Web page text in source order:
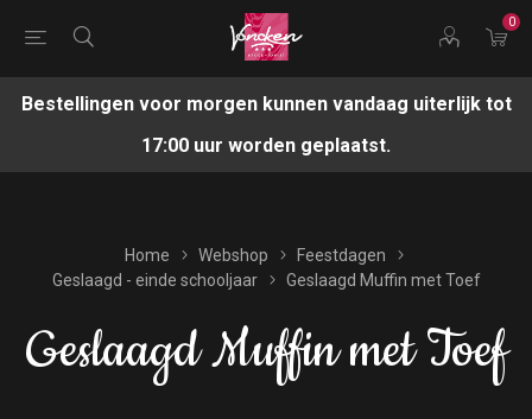
0
Bestellingen voor morgen kunnen vandaag uiterlijk tot
17:00 uur worden geplaatst.
Home Webshop
Feestdagen
Geslaagd - einde schooljaar
Geslaagd Muffin met Toef
Geslaagd Muffin met Toef